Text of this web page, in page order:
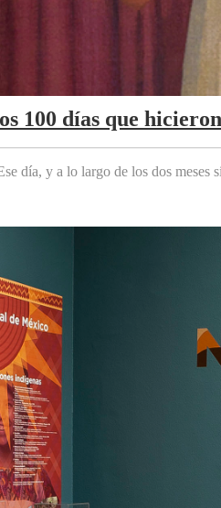
100 días que
día, y a lo largo de los dos meses